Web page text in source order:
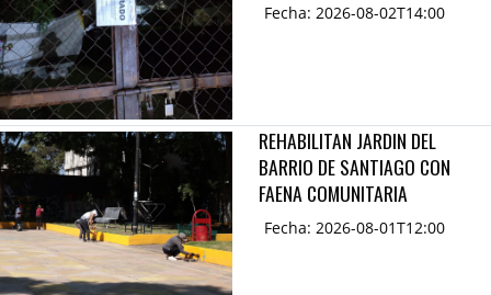
Fecha: 2026-08-02T14:00
REHABILITAN JARDIN DEL
BARRIO DE SANTIAGO CON
FAENA COMUNITARIA
Fecha: 2026-08-01T12:00